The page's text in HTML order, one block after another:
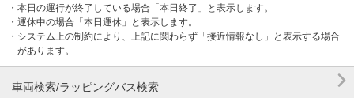
・本日の運行が終了している場合「本日終了」と表示します。
・運休中の場合「本日運休」と表示します。
・システム上の制約により、上記に関わらず「接近情報なし」と表示する場合
があります。
車両検索/ラッピングバス検索 